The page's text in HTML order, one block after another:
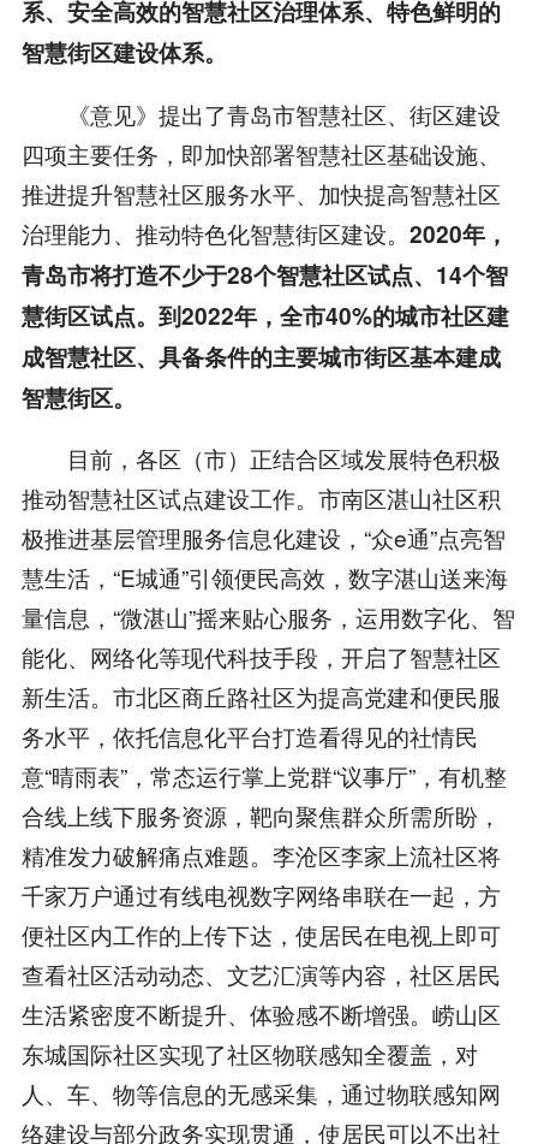
系、安全高效的智慧社区治理体系、特色鲜明的
智慧街区建设体系。
《意见》提出了青岛市智慧社区、街区建设
四项主要任务，即加快部署智慧社区基础设施、
推进提升智慧社区服务水平、加快提高智慧社区
治理能力、推动特色化智慧街区建设。 2020年，
青岛市将打造不少于28个智慧社区试点、14个智
慧街区试点。到2022年，全市40%的城市社区建
成智慧社区、具备条件的主要城市街区基本建成
智慧街区。
目前，各区（市）正结合区域发展特色积极
推动智慧社区试点建设工作。市南区湛山社区积
极推进基层管理服务信息化建设，“众e通”点亮智
慧生活，“E城通”引领便民高效，数字湛山送来海
量信息，“微湛山”摇来贴心服务，运用数字化、智
能化、网络化等现代科技手段，开启了智慧社区
新生活。市北区商丘路社区为提高党建和便民服
务水平，依托信息化平台打造看得见的社情民
意“晴雨表”，常态运行掌上党群“议事厅”，有机整
合线上线下服务资源，靶向聚焦群众所需所盼，
精准发力破解痛点难题。李沧区李家上流社区将
千家万户通过有线电视数字网络串联在一起，方
便社区内工作的上传下达，使居民在电视上即可
查看社区活动动态、文艺汇演等内容，社区居民
生活紧密度不断提升、体验感不断增强。崂山区
东城国际社区实现了社区物联感知全覆盖，对
人、车、物等信息的无感采集，通过物联感知网
络建设与部分政务实现贯通，使居民可以不出社